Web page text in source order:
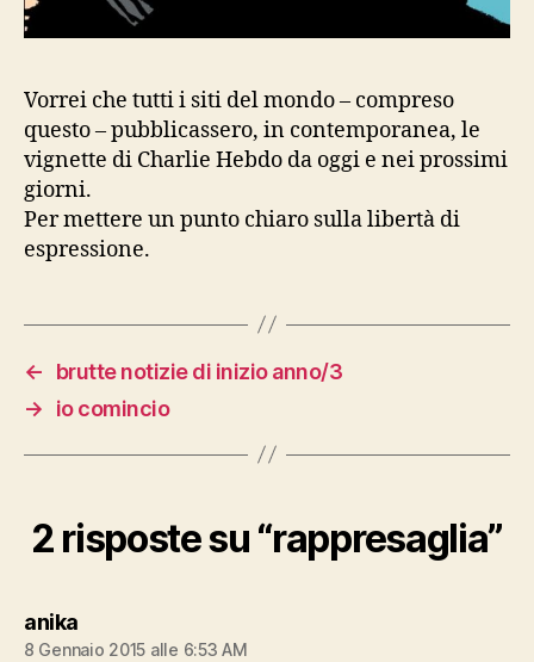
Vorrei che tutti i siti del mondo – compreso
questo – pubblicassero, in contemporanea, le
vignette di Charlie Hebdo da oggi e nei prossimi
giorni.
Per mettere un punto chiaro sulla libertà di
espressione.
←
brutte notizie di inizio anno/3
→
io comincio
2 risposte su “rappresaglia”
anikadice:
8 Gennaio 2015 alle 6:53 AM